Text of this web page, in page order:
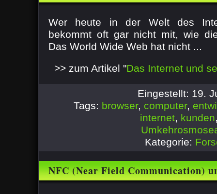
Wer heute in der Welt des
bekommt oft gar nicht mit, wie
Das World Wide Web hat nicht ...
>> zum Artikel "Das Internet und
Eingestellt: 19.
Tags: browser, computer,
internet, kunden
Kategorie:
NFC (Near Field Communication)